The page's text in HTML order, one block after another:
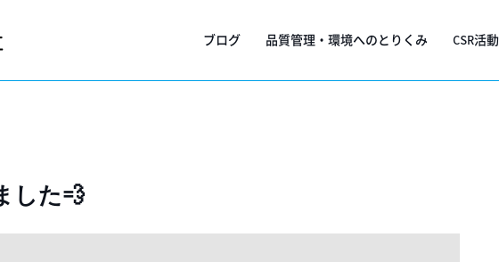
ブログ 品質管理・環境へのとりくみ CSR活動
した💨